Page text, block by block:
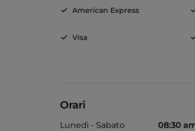
American Express
Visa
Orari
Lunedì - Sabato
08:30